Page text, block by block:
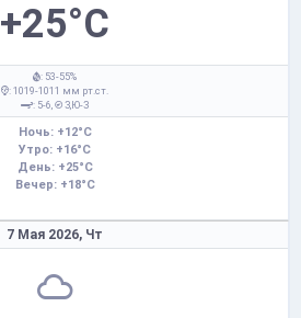
+25°C
: 53-55%
: 1019-1011 мм рт.ст.
: 5-6,
З,Ю-З
Ночь: +12°C
Утро: +16°C
День: +25°C
Вечер: +18°C
7 Мая 2026, Чт